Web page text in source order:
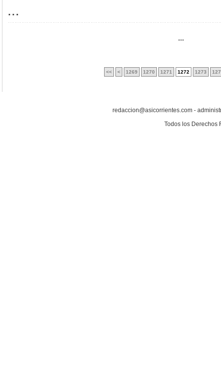
...
...
<< < 1269 1270 1271 1272 1273
redaccion@asicorrientes.com -
Todos los Derechos